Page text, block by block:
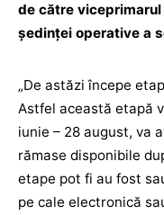
de către
ședinței operative a
„De astăzi începe
Astfel această etapă
iunie – 28 august, va
rămase disponibile
etape pot fi au fost
pe cale electronică